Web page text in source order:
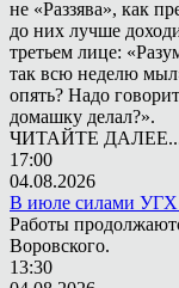
не «Раззява», как
до них лучше
третьем лице:
так всю неделю
опять? Надо
домашку делал?».
ЧИТАЙТЕ
17:00
04.08.2026
В июле силами УГХ
Работы
Воровского.
13:30